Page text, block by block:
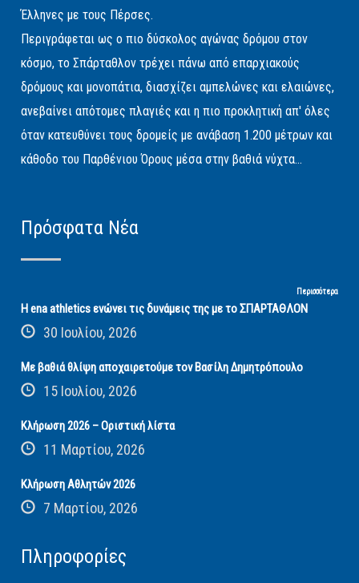
Έλληνες με τους Πέρσες.
Περιγράφεται ως ο πιο δύσκολος αγώνας δρόμου στον
κόσμο, το Σπάρταθλον τρέχει πάνω από επαρχιακούς
δρόμους και μονοπάτια, διασχίζει αμπελώνες και ελαιώνες,
ανεβαίνει απότομες πλαγιές και η πιο προκλητική απ' όλες
όταν κατευθύνει τους δρομείς με ανάβαση 1.200 μέτρων και
κάθοδο του Παρθένιου Όρους μέσα στην βαθιά νύχτα...
Πρόσφατα Νέα
Περισσότερα
Η ena athletics ενώνει τις δυνάμεις της με το ΣΠΑΡΤΑΘΛΟΝ
30 Ιουλίου, 2026
Με βαθιά θλίψη αποχαιρετούμε τον Βασίλη Δημητρόπουλο
15 Ιουλίου, 2026
Κλήρωση 2026 – Οριστική λίστα
11 Μαρτίου, 2026
Κλήρωση Αθλητών 2026
7 Μαρτίου, 2026
Πληροφορίες